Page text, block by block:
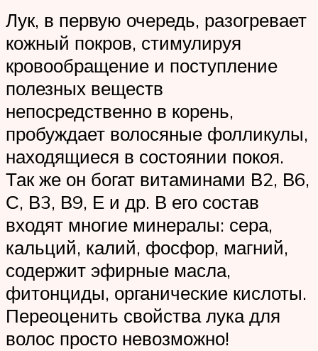
Лук, в первую очередь, разогревает
кожный покров, стимулируя
кровообращение и поступление
полезных веществ
непосредственно в корень,
пробуждает волосяные фолликулы,
находящиеся в состоянии покоя.
Так же он богат витаминами В2, В6,
С, В3, В9, Е и др. В его состав
входят многие минералы: сера,
кальций, калий, фосфор, магний,
содержит эфирные масла,
фитонциды, органические кислоты.
Переоценить свойства лука для
волос просто невозможно!